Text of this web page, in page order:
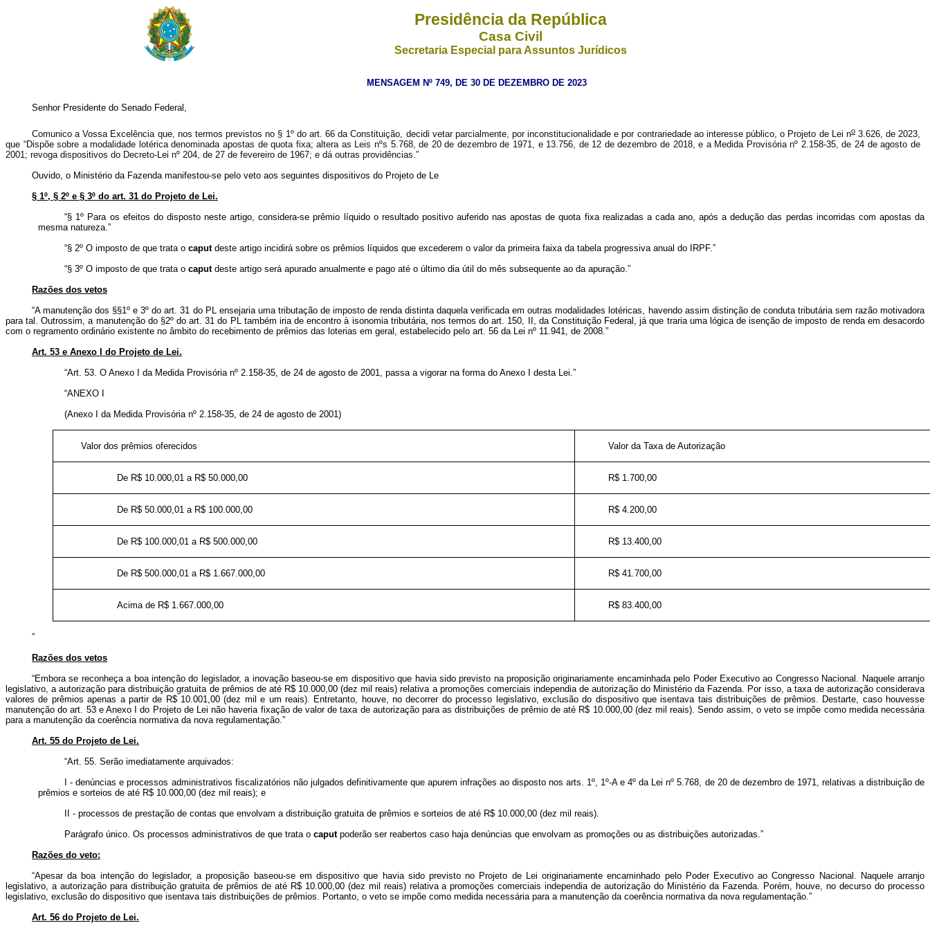
Presidência da República
Casa Civil
Secretaria Especial para Assuntos Jurídicos
MENSAGEM Nº 749, DE 30 DE DEZEMBRO DE 2023
Senhor Presidente do Senado Federal,
Comunico a Vossa Excelência que, nos termos previstos no § 1º do art. 66 da Constituição, decidi vetar parcialmente, por inconstitucionalidade e por contrariedade ao interesse público, o Projeto de Lei no3.626, de 2023,
que “Dispõe sobre a modalidade lotérica denominada apostas de quota fixa; altera as Leis nºs 5.768, de 20 de dezembro de 1971, e 13.756, de 12 de dezembro de 2018, e a Medida Provisória nº 2.158-35, de 24 de agosto de
2001; revoga dispositivos do Decreto-Lei nº 204, de 27 de fevereiro de 1967; e dá outras providências.”
Ouvido, o Ministério da Fazenda manifestou-se pelo veto aos seguintes dispositivos do Projeto de Le
§ 1º, § 2º e § 3º do art. 31 do Projeto de Lei.
“§ 1º Para os efeitos do disposto neste artigo, considera-se prêmio líquido o resultado positivo auferido nas apostas de quota fixa realizadas a cada ano, após a dedução das perdas incorridas com apostas da
mesma natureza.”
“§ 2º O imposto de que trata ocaputdeste artigo incidirá sobre os prêmios líquidos que excederem o valor da primeira faixa da tabela progressiva anual do IRPF.”
“§ 3º O imposto de que trata ocaputdeste artigo será apurado anualmente e pago até o último dia útil do mês subsequente ao da apuração.”
Razões dos vetos
“A manutenção dos §§1º e 3º do art. 31 do PL ensejaria uma tributação de imposto de renda distinta daquela verificada em outras modalidades lotéricas, havendo assim distinção de conduta tributária sem razão motivadora
para tal. Outrossim, a manutenção do §2º do art. 31 do PL também iria de encontro à isonomia tributária, nos termos do art. 150, II, da Constituição Federal, já que traria uma lógica de isenção de imposto de renda em desacordo
com o regramento ordinário existente no âmbito do recebimento de prêmios das loterias em geral, estabelecido pelo art. 56 da Lei nº 11.941, de 2008.”
Art. 53 e Anexo I do Projeto de Lei.
“Art. 53. O Anexo I da Medida Provisória nº 2.158-35, de 24 de agosto de 2001, passa a vigorar na forma do Anexo I desta Lei.”
“ANEXO I
(Anexo I da Medida Provisória nº 2.158-35, de 24 de agosto de 2001)
Valor dos prêmios oferecidos Valor da Taxa de Autorização
De R$ 10.000,01 a R$ 50.000,00 R$ 1.700,00
De R$ 50.000,01 a R$ 100.000,00 R$ 4.200,00
De R$ 100.000,01 a R$ 500.000,00 R$ 13.400,00
De R$ 500.000,01 a R$ 1.667.000,00 R$ 41.700,00
Acima de R$ 1.667.000,00 R$ 83.400,00
”
Razões dos vetos
“Embora se reconheça a boa intenção do legislador, a inovação baseou-se em dispositivo que havia sido previsto na proposição originariamente encaminhada pelo Poder Executivo ao Congresso Nacional. Naquele arranjo
legislativo, a autorização para distribuição gratuita de prêmios de até R$ 10.000,00 (dez mil reais) relativa a promoções comerciais independia de autorização do Ministério da Fazenda. Por isso, a taxa de autorização considerava
valores de prêmios apenas a partir de R$ 10.001,00 (dez mil e um reais). Entretanto, houve, no decorrer do processo legislativo, exclusão do dispositivo que isentava tais distribuições de prêmios. Destarte, caso houvesse
manutenção do art. 53 e Anexo I do Projeto de Lei não haveria fixação de valor de taxa de autorização para as distribuições de prêmio de até R$ 10.000,00 (dez mil reais). Sendo assim, o veto se impõe como medida necessária
para a manutenção da coerência normativa da nova regulamentação.”
Art. 55 do Projeto de Lei.
“Art. 55. Serão imediatamente arquivados:
I - denúncias e processos administrativos fiscalizatórios não julgados definitivamente que apurem infrações ao disposto nos arts. 1º, 1º-A e 4º da Lei nº 5.768, de 20 de dezembro de 1971, relativas a distribuição de
prêmios e sorteios de até R$ 10.000,00 (dez mil reais); e
II - processos de prestação de contas que envolvam a distribuição gratuita de prêmios e sorteios de até R$ 10.000,00 (dez mil reais).
Parágrafo único. Os processos administrativos de que trata ocaputpoderão ser reabertos caso haja denúncias que envolvam as promoções ou as distribuições autorizadas.”
Razões do veto:
“Apesar da boa intenção do legislador, a proposição baseou-se em dispositivo que havia sido previsto no Projeto de Lei originariamente encaminhado pelo Poder Executivo ao Congresso Nacional. Naquele arranjo
legislativo, a autorização para distribuição gratuita de prêmios de até R$ 10.000,00 (dez mil reais) relativa a promoções comerciais independia de autorização do Ministério da Fazenda. Porém, houve, no decurso do processo
legislativo, exclusão do dispositivo que isentava tais distribuições de prêmios. Portanto, o veto se impõe como medida necessária para a manutenção da coerência normativa da nova regulamentação.”
Art. 56 do Projeto de Lei.